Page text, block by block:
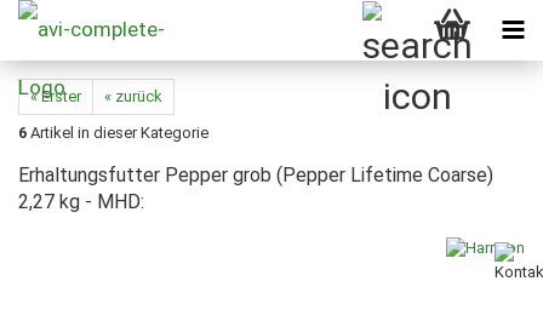
« Erster
« zurück
6 Artikel in dieser Kategorie
Erhaltungsfutter Pepper grob (Pepper Lifetime Coarse)
2,27 kg - MHD: